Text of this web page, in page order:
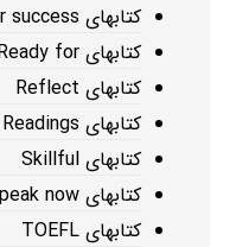
کتابهای Q skills for success
کتابهای Ready for
کتابهای Reflect
کتابهای Select Readings
کتابهای Skillful
کتابهای Speak now
کتابهای TOEFL